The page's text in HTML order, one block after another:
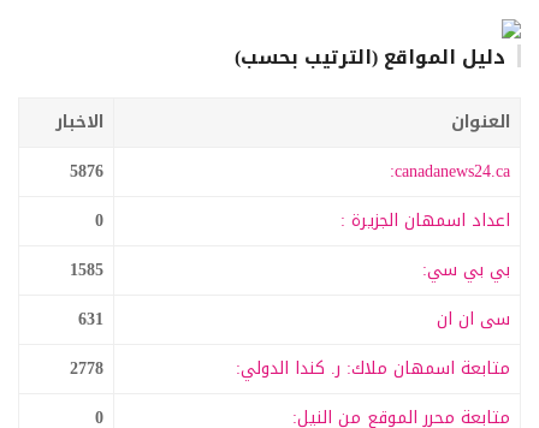
دليل المواقع (الترتيب بحسب)
العنوان
الاخبار
canadanews24.ca:
5876
اعداد اسمهان الجزيرة :
0
بي بي سي:
1585
سى ان ان
631
متابعة اسمهان ملاك: ر. كندا الدولي:
2778
متابعة محرر الموقع من النيل:
0